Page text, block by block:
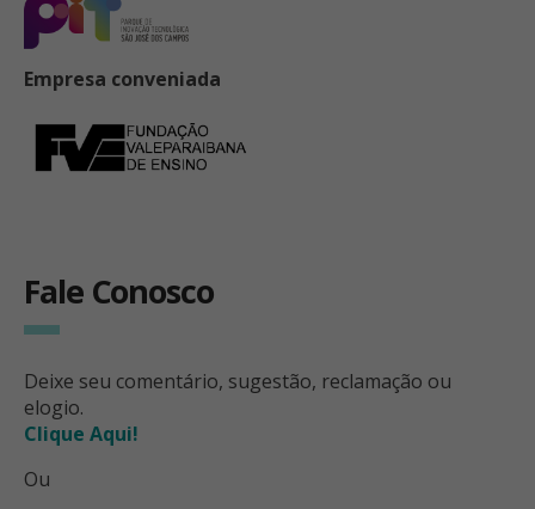
Empresa conveniada
Fale Conosco
Deixe seu comentário, sugestão, reclamação ou
elogio.
Clique Aqui!
Ou